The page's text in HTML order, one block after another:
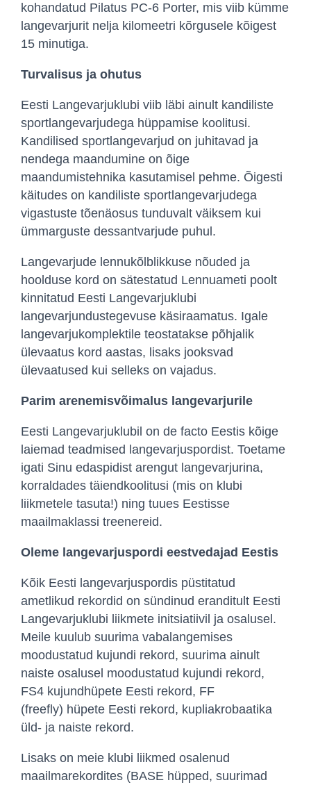
kohandatud Pilatus PC-6 Porter, mis viib kümme
langevarjurit nelja kilomeetri kõrgusele kõigest
15 minutiga.
Turvalisus ja ohutus
Eesti Langevarjuklubi viib läbi ainult kandiliste
sportlangevarjudega hüppamise koolitusi.
Kandilised sportlangevarjud on juhitavad ja
nendega maandumine on õige
maandumistehnika kasutamisel pehme. Õigesti
käitudes on kandiliste sportlangevarjudega
vigastuste tõenäosus tunduvalt väiksem kui
ümmarguste dessantvarjude puhul.
Langevarjude lennukõlblikkuse nõuded ja
hoolduse kord on sätestatud Lennuameti poolt
kinnitatud Eesti Langevarjuklubi
langevarjundustegevuse käsiraamatus. Igale
langevarjukomplektile teostatakse põhjalik
ülevaatus kord aastas, lisaks jooksvad
ülevaatused kui selleks on vajadus.
Parim arenemisvõimalus langevarjurile
Eesti Langevarjuklubil on de facto Eestis kõige
laiemad teadmised langevarjuspordist. Toetame
igati Sinu edaspidist arengut langevarjurina,
korraldades täiendkoolitusi (mis on klubi
liikmetele tasuta!) ning tuues Eestisse
maailmaklassi treenereid.
Oleme langevarjuspordi eestvedajad Eestis
Kõik Eesti langevarjuspordis püstitatud
ametlikud rekordid on sündinud eranditult Eesti
Langevarjuklubi liikmete initsiatiivil ja osalusel.
Meile kuulub suurima vabalangemises
moodustatud kujundi rekord, suurima ainult
naiste osalusel moodustatud kujundi rekord,
FS4 kujundhüpete Eesti rekord, FF
(freefly) hüpete Eesti rekord, kupliakrobaatika
üld- ja naiste rekord.
Lisaks on meie klubi liikmed osalenud
maailmarekordites (BASE hüpped, suurimad